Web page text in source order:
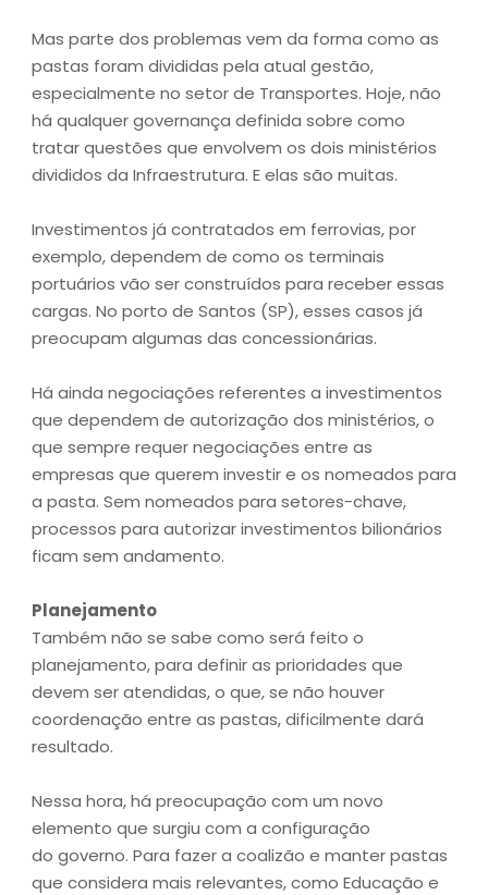
Mas parte dos problemas vem da forma como as
pastas foram divididas pela atual gestão,
especialmente no setor de Transportes. Hoje, não
há qualquer governança definida sobre como
tratar questões que envolvem os dois ministérios
divididos da Infraestrutura. E elas são muitas.
Investimentos já contratados em ferrovias, por
exemplo, dependem de como os terminais
portuários vão ser construídos para receber essas
cargas. No porto de Santos (SP), esses casos já
preocupam algumas das concessionárias.
Há ainda negociações referentes a investimentos
que dependem de autorização dos ministérios, o
que sempre requer negociações entre as
empresas que querem investir e os nomeados para
a pasta. Sem nomeados para setores-chave,
processos para autorizar investimentos bilionários
ficam sem andamento.
Planejamento
Também não se sabe como será feito o
planejamento, para definir as prioridades que
devem ser atendidas, o que, se não houver
coordenação entre as pastas, dificilmente dará
resultado.
Nessa hora, há preocupação com um novo
elemento que surgiu com a configuração
do governo. Para fazer a coalizão e manter pastas
que considera mais relevantes, como Educação e